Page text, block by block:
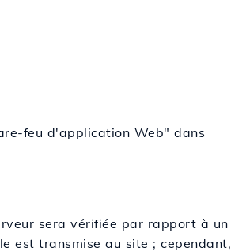
feu d'application Web" dans
sera vérifiée par rapport à un
est transmise au site ; cependant,